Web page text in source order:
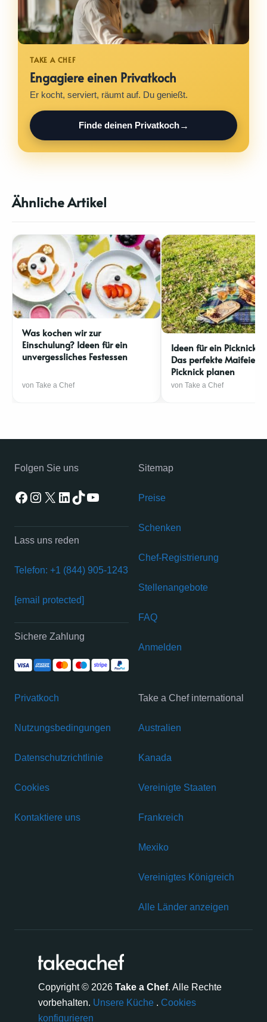
Engagiere einen Privatkoch
Er kocht, serviert, räumt auf. Du genießt.
Finde deinen Privatkoch
Ähnliche Artikel
Was kochen wir zur
Einschulung? Ideen für ein
unvergessliches Festessen
von Take a Chef
Ideen für ein Picknick
Das perfekte
Picknick planen
von Take a Chef
Folgen Sie uns
Facebook
Instagram
X LinkedIn
TikTokYouTube
Lass uns reden
Telefon: +1 (844) 905-1243
[email protected]
Sichere Zahlung
Sitemap
Preise
Schenken
Chef-Registrierung
Stellenangebote
FAQ
Anmelden
Privatkoch
Nutzungsbedingungen
Datenschutzrichtlinie
Cookies
Kontaktiere uns
Take a Chef international
Australien
Kanada
Vereinigte Staaten
Frankreich
Mexiko
Vereinigtes Königreich
Alle Länder anzeigen
Copyright © 2026 Take a Chef. Alle Rechte
vorbehalten. Unsere Küche . Cookies
konfigurieren